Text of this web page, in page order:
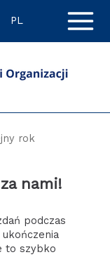
PL
rok
nami!
podczas
to szybko